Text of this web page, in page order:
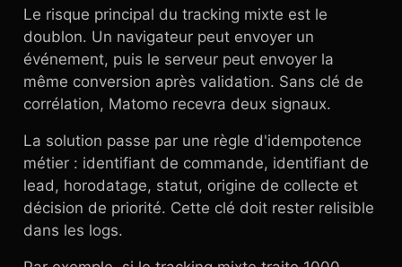
Le risque principal du tracking mixte est le
doublon. Un navigateur peut envoyer un
événement, puis le serveur peut envoyer la
même conversion après validation. Sans clé de
corrélation, Matomo recevra deux signaux.
La solution passe par une règle d'idempotence
métier : identifiant de commande, identifiant de
lead, horodatage, statut, origine de collecte et
décision de priorité. Cette clé doit rester relisible
dans les logs.